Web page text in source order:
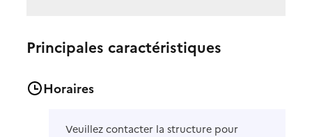
Principales caractéristiques
Horaires
Veuillez contacter la structure pour